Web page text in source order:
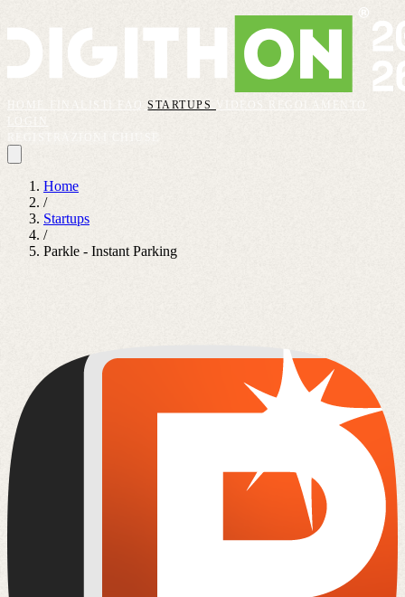
FAQSTARTUPS VIDEOS
REGOLAMENTO
Home
/
Startups
/
Parkle - Instant Parking